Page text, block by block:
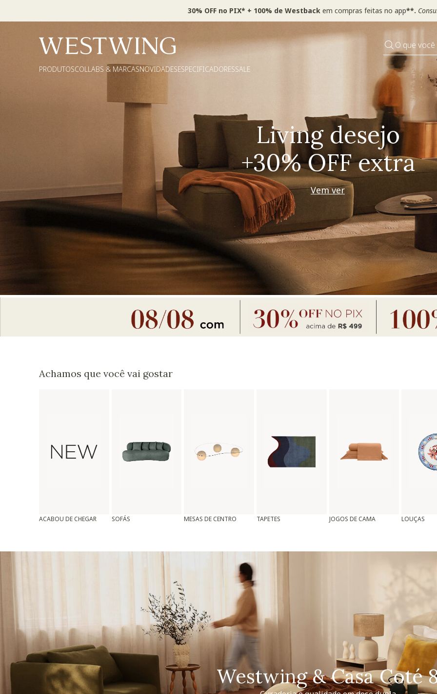
30% OFF no PIX* + 100% de Westback em compras feitas no app**.
O que
PRODUTOSCOLLABS & MARCASNOVIDADESESPECIFICADORESSALE
Pequenos rituais
Grandes mudanças
Decorar
Achamos que você vai gostar
ACABOU DE CHEGAR SOFÁS MESAS DE CENTRO TAPETES JOGOS DE CAMA LOUÇAS
Westwing & Casa Coté